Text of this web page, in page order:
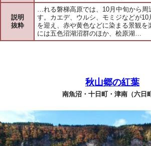
説明
抜粋
…れる磐梯高原では、10月中旬から周
す。カエデ、ウルシ、モミジなどが10
を迎え、赤や黄色などに染まる景観を
には五色沼湖沼群のほか、桧原湖…
秋山郷の紅葉
南魚沼・十日町・津南（六日